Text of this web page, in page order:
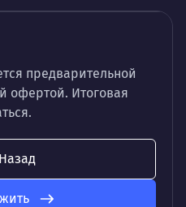
предварительной
офертой. Итоговая
Назад